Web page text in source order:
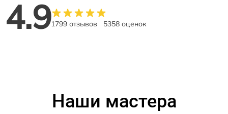
4.91799 отзывов 5358 оценок
Наши мастера